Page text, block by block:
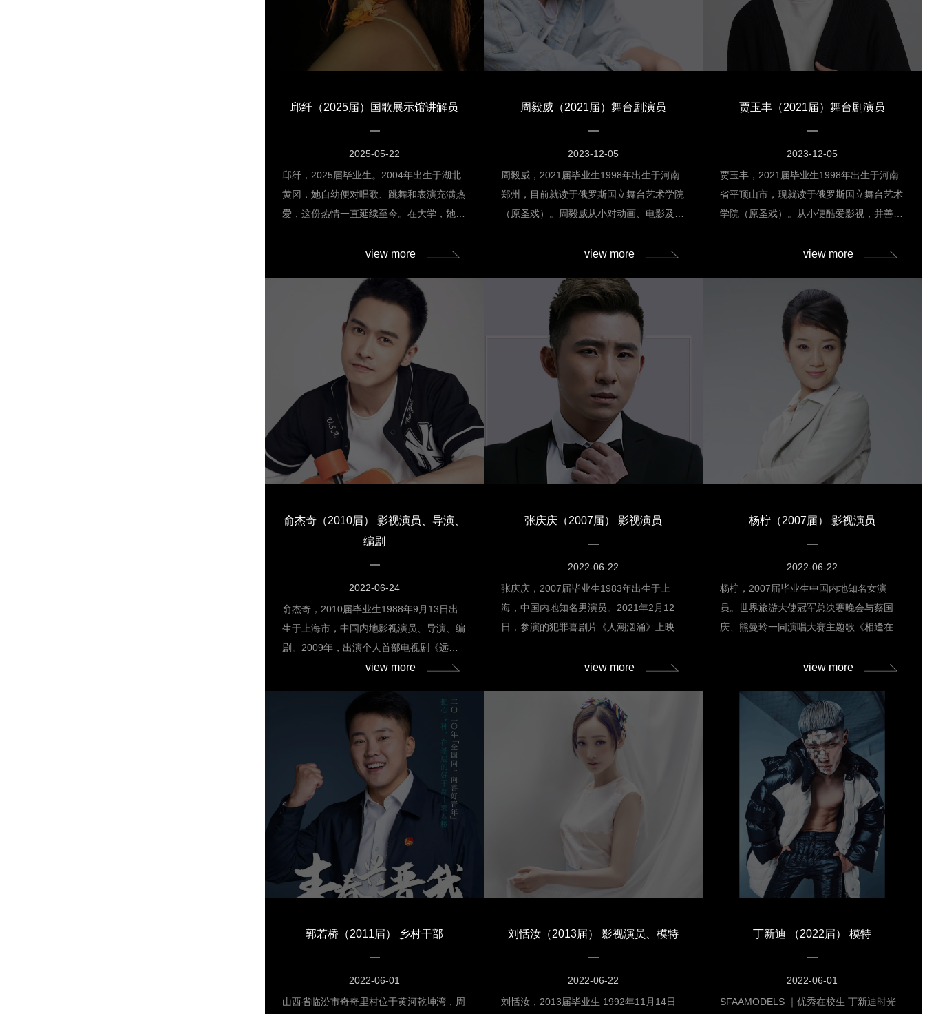
戏剧《四行仓库保卫战》线下演出与线上直
播，饰演一班班长。在上海大剧院中剧场，
林一挑战自我，出演了摇滚音乐剧《彼岸》
（《The other school》中文版）、全英文
场戏剧展演。在兰心大戏院，林一为小朋友
们带来科学性满满的原创儿童剧《超光速
剧节。凭借深厚的舞蹈功底，她在编排中巧
妙融入非遗元素，为作品注入独特文化魅
力。她在专业舞台上积累了宝贵的经验，拓
宽了艺术视野。她还积极投身校内活动，无
跃的身影，在打磨技艺中提升综合素养。毕
业作品《谋杀启事》中，她一人分饰莉蒂与
邱纤（2025届）国歌展示馆讲解员
2025-05-22
邱纤，2025届毕业生。2004年出生于湖北
黄冈，她自幼便对唱歌、跳舞和表演充满热
爱，这份热情一直延续至今。在大学，她毅
旅。在校学习期间，邱纤担任了班级团支书
作，积累丰富的舞台经验，她曾参演校园版
音乐剧《俄克拉荷马》（Oklahoma!），凭
借出色的表演，赢得了师生们的高度赞誉。
view more
周毅威（2021届）舞台剧演员
2023-12-05
周毅威，2021届毕业生1998年出生于河南
郑州，目前就读于俄罗斯国立舞台艺术学院
（原圣戏）。周毅威从小对动画、电影及喜
到了家人与老师的认可与鼓励。因此，在大
为他未来的职业发展奠定了坚实的基础。在
校期间，周毅威担任了班级团支书及表演课
代表。大一时就凭借自编自导自演的作品
《兰戈》，获得了汇创青春“戏剧类”三等
奖；在学校的精心培养下，周毅威参与了
2019年俄罗斯国立舞台艺术学院
（РГИСИ）的访学交流项目，正是这一次
访学，让他见到了世界顶级戏剧学府的魅力
与氛围，也为他决心毕业后继续深造埋下了
种子；为了追求自己心中的艺术，2021年
的8月，周毅威暂时搁置了上海的演员工
年1月抵达俄罗斯，继续学习俄语与专业，
在学习俄语期间，利用课余时间与同学一起
view more
贾玉丰（2021届）舞台剧演员
2023-12-05
贾玉丰，2021届毕业生1998年出生于河南
省平顶山市，现就读于俄罗斯国立舞台艺术
学院（原圣戏）。从小便酷爱影视，并善于
了演员的职业化道路。在学院学习期间，老
时推送他到学院合作的企业单位（南京）实
习，后因在毕业大戏中担纲主要角色而返回
上海，并同时参演了商业舞台剧《高加索山
上的男人要离开》。贾玉丰在校期间，因其
良好的外形和镜头表现力，也参与了众多广
告及平面拍摄。2019年，贾玉丰随学院访
学团到俄罗斯国立舞台艺术学院进行学习与
交流，在感受艺术氛围的同时，也明确了自
身能力提升的方向与目标。在2021年毕业
时，报考了俄罗斯国立舞台艺术学院
（РГИСИ)音乐剧与综艺表演艺术学院的综
一名中国学生。
view more
俞杰奇（2010届） 影视演员、导演、
编剧
2022-06-24
俞杰奇，2010届毕业生1988年9月13日出
生于上海市，中国内地影视演员、导演、编
剧。2009年，出演个人首部电视剧《远古
的传说》，从而正式进入演艺圈。2011
2012年，出演悬疑侦探剧《新神探联
盟》。2014年，参加北京青年戏剧节网络
项目《48小时微戏剧》的比赛，并加入康
赫组。2015年，主演都市魔幻网络剧《灵
饰传说》。2016年，担任青春时尚网络电
影《禁欲青春》的导演及编剧。2019年，
参演都市青春爱情网剧《致我们暖暖的小时
光》。2020年，参演都市情感剧《下一站
是幸福》。
view more
张庆庆（2007届） 影视演员
2022-06-22
张庆庆，2007届毕业生1983年出生于上
海，中国内地知名男演员。2021年2月12
日，参演的犯罪喜剧片《人潮汹涌》上映。
是爱Ⅱ》播出，在剧中饰演吴铮；4月1日，
在爱奇艺开播；参演电视剧《总裁虐我千百
遍》；内地偶像剧《面包树上的女人》中饰
演“威廉”；台湾偶像剧《命中注定我爱你》
中饰演“何杰”；内地电视剧《单身公主相亲
记》中饰演“阿飞”；内地电视剧《我的灿烂
人生》中饰演“若男”；内地电视剧《爱情公
寓》第三季回归季中客串饰演饭店小老板；
地电视剧《遇见王沥川》中饰演童越；内地
电视剧《奇妙世纪》中饰演刘霄凯；内地电
电视剧《绝密者》中饰演马金平；内地电视
剧《浅情人不知》中饰演向医生；内地电视
view more
杨柠（2007届） 影视演员
2022-06-22
杨柠，2007届毕业生中国内地知名女演
员。世界旅游大使冠军总决赛晚会与蔡国
庆、熊曼玲一同演唱大赛主题歌《相逢在美
间》担任女一号，并演唱主题歌《爱在人
《拜托了！别宠我 第三季》。代表话剧作
品包括：《雷雨》饰繁漪；《中西结合，要
你命！》 饰 玉喜 由六六小说双面胶改编；
《最后的瞬间》饰诺艾；《热血融冰》饰玉
娟；《名优之死》饰萧郁兰；《丽人行》饰
刘金妹。电代表影作品包括：《青花瓷风
波》 饰 林大红；《娃娃》饰魔法师；《空
山》饰卫生员；《狱蝶》饰林盈蝶（女一
号）；《刺杀灰喜鹊》饰（地下党）婉慧代
号红河（女一号）；《戏缘》 饰 梅香（女
一号）；《拳馆》饰演小师妹（女一号）；
《爱在人间》饰演苏红（女一号）；《咱是
老实人》饰演孙美丽（女一号）代表电视剧
view more
郭若桥（2011届） 乡村干部
2022-06-01
山西省临汾市奇奇里村位于黄河乾坤湾，周
刘恬汝（2013届） 影视演员、模特
2022-06-22
刘恬汝，2013届毕业生 1992年11月14日
丁新迪 （2022届） 模特
2022-06-01
SFAAMODELS ｜优秀在校生 丁新迪时光